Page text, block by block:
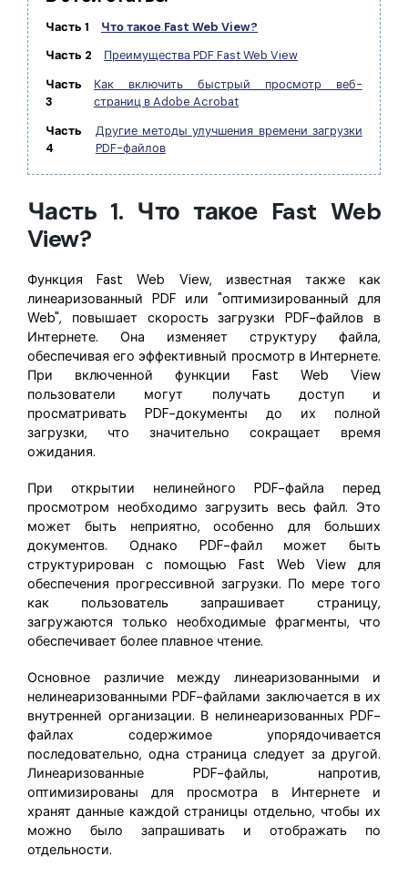
Часть 1
Что такое Fast Web View?
Часть 2
Преимущества PDF Fast Web View
Часть
3
Как включить быстрый просмотр веб-
страниц в Adobe Acrobat
Часть
4
Другие методы улучшения времени загрузки
PDF-файлов
Часть 1. Что такое Fast Web
View?
Функция Fast Web View, известная также как
линеаризованный PDF или "оптимизированный для
Web", повышает скорость загрузки PDF-файлов в
Интернете. Она изменяет структуру файла,
обеспечивая его эффективный просмотр в Интернете.
При включенной функции Fast Web View
пользователи могут получать доступ и
просматривать PDF-документы до их полной
загрузки, что значительно сокращает время
ожидания.
При открытии нелинейного PDF-файла перед
просмотром необходимо загрузить весь файл. Это
может быть неприятно, особенно для больших
документов. Однако PDF-файл может быть
структурирован с помощью Fast Web View для
обеспечения прогрессивной загрузки. По мере того
как пользователь запрашивает страницу,
загружаются только необходимые фрагменты, что
обеспечивает более плавное чтение.
Основное различие между линеаризованными и
нелинеаризованными PDF-файлами заключается в их
внутренней организации. В нелинеаризованных PDF-
файлах содержимое упорядочивается
последовательно, одна страница следует за другой.
Линеаризованные PDF-файлы, напротив,
оптимизированы для просмотра в Интернете и
хранят данные каждой страницы отдельно, чтобы их
можно было запрашивать и отображать по
отдельности.